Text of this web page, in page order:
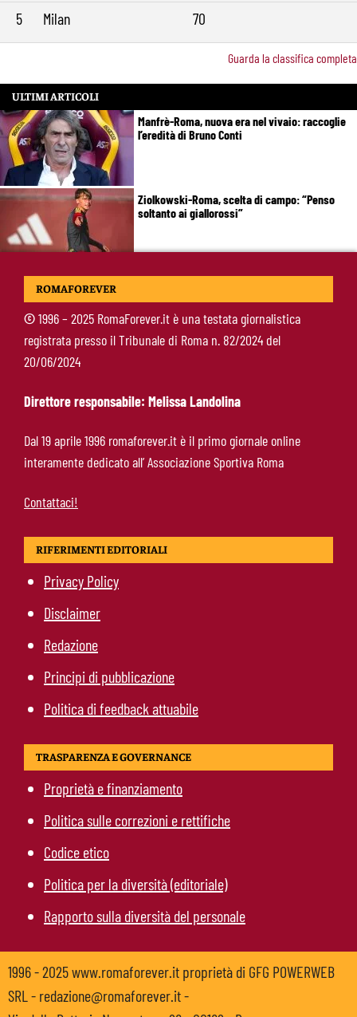
5
Milan 70
Guarda la classifica completa
ULTIMI ARTICOLI
Manfrè-Roma, nuova era nel vivaio: raccoglie
l’eredità di Bruno Conti
Ziolkowski-Roma, scelta di campo: “Penso
soltanto ai giallorossi”
Koné-Roma, muro da 60 milioni: cosa serve
Nusa-Roma, la pista si raffredda: nessuna
apertura dal giocatore e dal Lipsia
ROMAFOREVER
©1996 – 2025 RomaForever.it è una testata giornalistica
registrata presso il Tribunale di Roma n. 82/2024 del
20/06/2024
Direttore responsabile: Melissa Landolina
Dal 19 aprile 1996 romaforever.it è il primo giornale online
interamente dedicato all’ Associazione Sportiva Roma
Contattaci!
RIFERIMENTI EDITORIALI
Privacy Policy
Disclaimer
Redazione
Principi di pubblicazione
Politica di feedback attuabile
TRASPARENZA E GOVERNANCE
Proprietà e finanziamento
Politica sulle correzioni e rettifiche
Codice etico
Politica per la diversità (editoriale)
Rapporto sulla diversità del personale
1996 - 2025 www.romaforever.it proprietà di GFG POWERWEB
SRL - redazione@romaforever.it -